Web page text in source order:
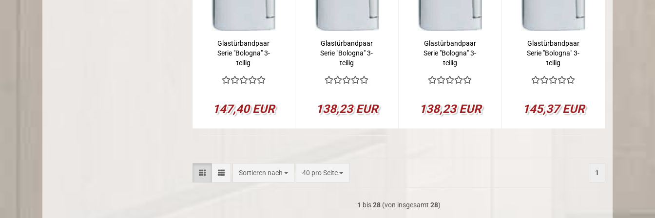
Glastürbandpaar
Serie "Bologna" 3-
teilig
147,40 EUR
Glastürbandpaar
Serie "Bologna" 3-
teilig
138,23 EUR
Glastürbandpaar
Serie "Bologna" 3-
teilig
138,23 EUR
Glastürbandpaar
Serie "Bologna" 3-
teilig
145,37 EUR
Sortieren nach
Sortieren nach 40 pro Seite
pro Seite 1
1 bis28(von insgesamt 28)